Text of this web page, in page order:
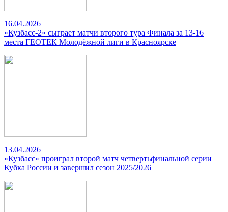
16.04.2026
«Кузбасс-2» сыграет матчи второго тура Финала за 13-16
места ГЕОТЕК Молодёжной лиги в Красноярске
13.04.2026
«Кузбасс» проиграл второй матч четвертьфинальной серии
Кубка России и завершил сезон 2025/2026